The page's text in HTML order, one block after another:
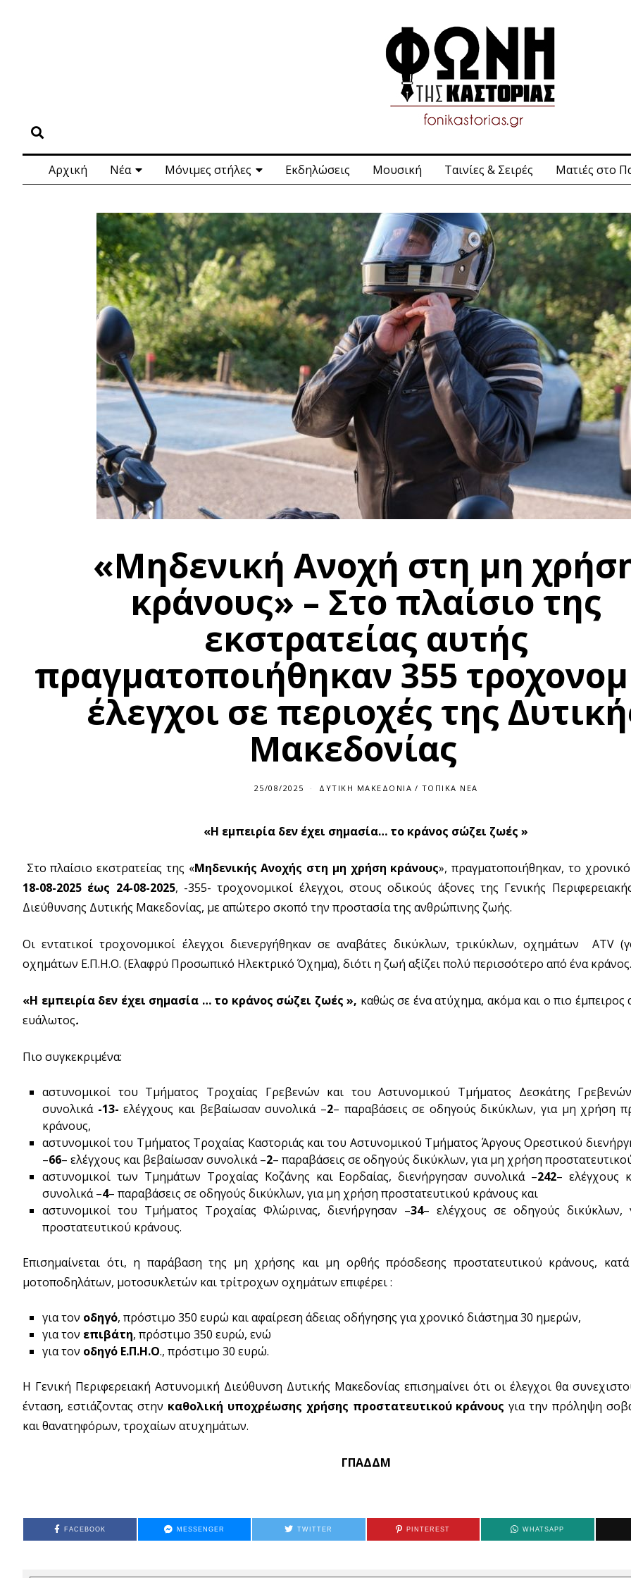
Αρχική Νέα Μόνιμες στήλες Εκδηλώσεις Μουσική Ταινίες & Σειρές Ματιές στο
«Μηδενική Ανοχή στη μη
κράνους» – Στο πλαίσιο της
εκστρατείας αυτής
πραγματοποιήθηκαν 355
έλεγχοι σε περιοχές της
Μακεδονίας
25/08/2025 ΔΥΤΙΚΉ ΜΑΚΕΔΟΝΊΑ / ΤΟΠΙΚΆ ΝΈΑ
«Η εμπειρία δεν έχει σημασία… το κράνος σώζει ζωές »
Στο πλαίσιο εκστρατείας της «Μηδενικής Ανοχής στη μη χρήση κράνους», πραγματοποιήθηκαν, το
18-08-2025 έως 24-08-2025, -355- τροχονομικοί έλεγχοι, στους οδικούς άξονες της Γενικής
Διεύθυνσης Δυτικής Μακεδονίας, με απώτερο σκοπό την προστασία της ανθρώπινης ζωής.
Οι εντατικοί τροχονομικοί έλεγχοι διενεργήθηκαν σε αναβάτες δικύκλων, τρικύκλων, οχημάτων ATV
οχημάτων Ε.Π.Η.Ο. (Ελαφρύ Προσωπικό Ηλεκτρικό Όχημα), διότι η ζωή αξίζει πολύ περισσότερο από ένα κράνος.
«Η εμπειρία δεν έχει σημασία … το κράνος σώζει ζωές », καθώς σε ένα ατύχημα, ακόμα και ο πιο έμπειρος
ευάλωτος.
Πιο συγκεκριμένα:
αστυνομικοί του Τμήματος Τροχαίας Γρεβενών και του Αστυνομικού Τμήματος Δεσκάτης
συνολικά -13- ελέγχους και βεβαίωσαν συνολικά –2– παραβάσεις σε οδηγούς δικύκλων, για μη χρήση
κράνους,
αστυνομικοί του Τμήματος Τροχαίας Καστοριάς και του Αστυνομικού Τμήματος Άργους Ορεστικού
–66– ελέγχους και βεβαίωσαν συνολικά –2– παραβάσεις σε οδηγούς δικύκλων, για μη χρήση
αστυνομικοί των Τμημάτων Τροχαίας Κοζάνης και Εορδαίας, διενήργησαν συνολικά –242– ελέγχους
συνολικά –4– παραβάσεις σε οδηγούς δικύκλων, για μη χρήση προστατευτικού κράνους και
αστυνομικοί του Τμήματος Τροχαίας Φλώρινας, διενήργησαν –34– ελέγχους σε οδηγούς
προστατευτικού κράνους.
Επισημαίνεται ότι, η παράβαση της μη χρήσης και μη ορθής πρόσδεσης προστατευτικού κράνους,
μοτοποδηλάτων, μοτοσυκλετών και τρίτροχων οχημάτων επιφέρει :
για τον οδηγό, πρόστιμο 350 ευρώ και αφαίρεση άδειας οδήγησης για χρονικό διάστημα 30 ημερών,
για τον επιβάτη, πρόστιμο 350 ευρώ, ενώ
για τον οδηγό Ε.Π.Η.Ο., πρόστιμο 30 ευρώ.
Η Γενική Περιφερειακή Αστυνομική Διεύθυνση Δυτικής Μακεδονίας επισημαίνει ότι οι έλεγχοι θα
ένταση, εστιάζοντας στην καθολική υποχρέωσης χρήσης προστατευτικού κράνους για την πρόληψη
και θανατηφόρων, τροχαίων ατυχημάτων.
ΓΠΑΔΔΜ
FACEBOOK MESSENGER TWITTER PINTEREST WHATSAPP